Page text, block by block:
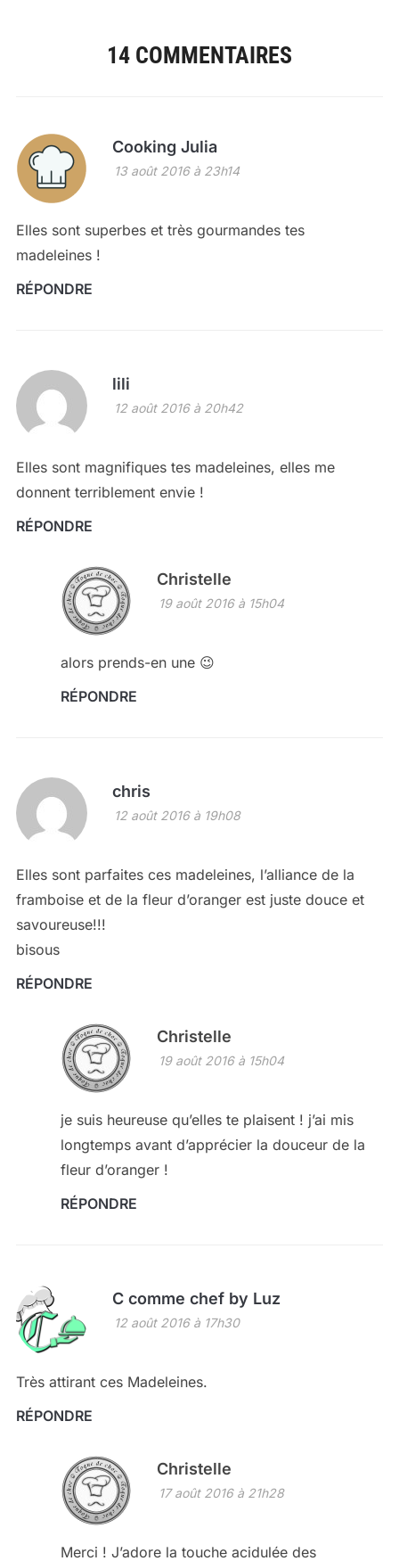
14 COMMENTAIRES
Cooking Julia
13 août 2016 à 23h14
Elles sont superbes et très gourmandes tes
madeleines !
RÉPONDRE
lili
12 août 2016 à 20h42
Elles sont magnifiques tes madeleines, elles me
donnent terriblement envie !
RÉPONDRE
Christelle
19 août 2016 à 15h04
alors prends-en une 😉
RÉPONDRE
chris
12 août 2016 à 19h08
Elles sont parfaites ces madeleines, l’alliance de la
framboise et de la fleur d’oranger est juste douce et
savoureuse!!!
bisous
RÉPONDRE
Christelle
19 août 2016 à 15h04
je suis heureuse qu’elles te plaisent ! j’ai mis
longtemps avant d’apprécier la douceur de la
fleur d’oranger !
RÉPONDRE
C comme chef by Luz
12 août 2016 à 17h30
Très attirant ces Madeleines.
RÉPONDRE
Christelle
17 août 2016 à 21h28
Merci ! J’adore la touche acidulée des